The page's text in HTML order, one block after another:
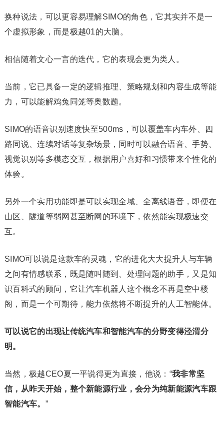
换种说法，可以更容易理解SIMO的角色，它其实并不是一
个虚拟形象，而是极越01的大脑。‍‍‍‍‍‍
相信随着文心一言的迭代，它的表现会更为类人。‍
当前，它已具备一定的逻辑推理、策略规划和内容生成等能
力，可以能解鸡兔同笼等奥数题。
SIMO的语音识别速度快至500ms，可以覆盖车内车外、四
路同说、连续对话等复杂场景，同时可以融合语音、手势、
视觉识别等多模态交互，根据用户喜好和习惯带来个性化的
体验。
另外一个实用功能即是可以实现全域、全离线语音，即便在
山区、隧道等弱网甚至断网的环境下，依然能实现极速交
互。
SIMO可以说是这款车的灵魂，它的进化大大提升人与车辆
之间有情感联系，既是随叫随到、处理问题的助手，又是知
识百科式的顾问，它让汽车机器人这个概念不再是空中楼
阁，而是一个可期待，能力依然将不断提升的人工智能体。‍‍‍
可以说它的出现让传统汽车和智能汽车的分野变得泾渭分
明。
当然，极越CEO夏一平说得更为直接，他说：“我非常坚
信，从昨天开始，整个新能源行业，会分为纯新能源汽车跟
智能汽车。 ”